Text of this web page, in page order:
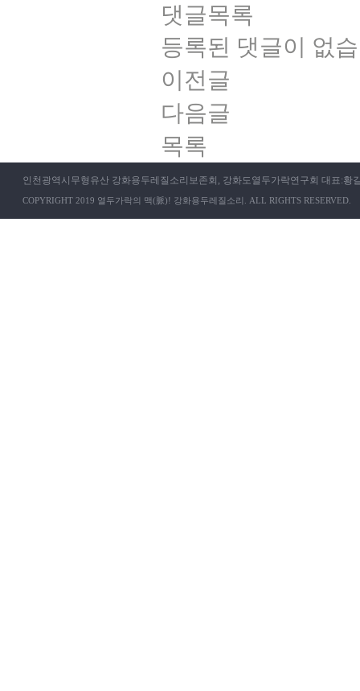
댓글목록
등록된 댓글이 없
이전글
다음글
목록
인천광역시무형유산 강화용두레질소리보존회, 강화도열두가락연구회 대표:
COPYRIGHT 2019 열두가락의 맥(脈)! 강화용두레질소리. ALL RIGHTS RESERVED.